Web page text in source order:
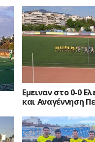
Εμειναν στο 0-0
και Αναγέννηση